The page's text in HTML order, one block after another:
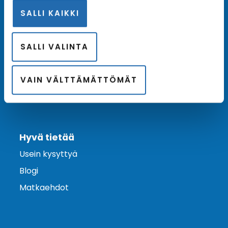
SALLI KAIKKI
SALLI VALINTA
VAIN VÄLTTÄMÄTTÖMÄT
Ota yhteyttä
Asiakaspalvelu
Lähetä tarjouspyyntö
Varaa risteily
Hyvä tietää
Usein kysyttyä
Blogi
Matkaehdot